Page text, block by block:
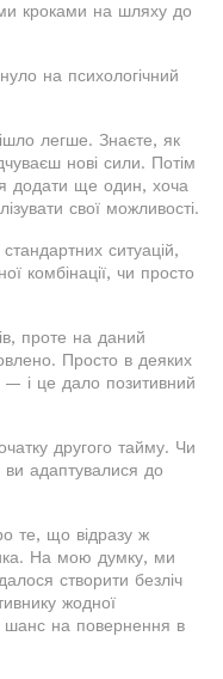
кроками на шляху до
на психологічний
легше. Знаєте, як
нові сили. Потім
додати ще один, хоча
свої можливості.
ситуацій,
комбінації, чи просто
проте на даний
Просто в деяких
— і це дало позитивний
другого тайму. Чи
ви адаптувалися до
те, що відразу ж
На мою думку, ми
створити безліч
жодної
шанс на повернення в